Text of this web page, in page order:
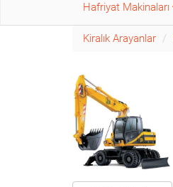
Hafriyat Makinaları
Kiralık Arayanlar